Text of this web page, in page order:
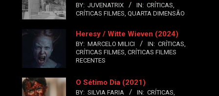
BY: JUVENATRIX IN: CRÍTICAS
CRÍTICAS FILMES QUARTA DIMENSÃO
Heresy / Witte Wieven (2024)
BY: MARCELO MILICI IN: CRÍTICAS
CRÍTICAS FILMES CRÍTICAS FILMES
RECENTES
O Sétimo Dia (2021)
BY: SILVIA FARIA IN: CRÍTICAS